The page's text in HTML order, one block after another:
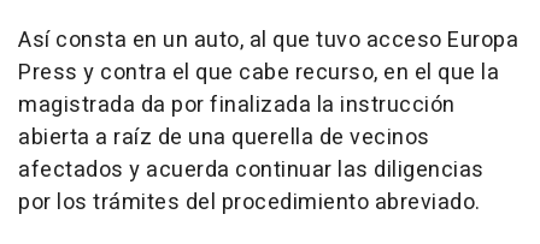
Así consta en un auto, al que tuvo acceso Europa
Press y contra el que cabe recurso, en el que la
magistrada da por finalizada la instrucción
abierta a raíz de una querella de vecinos
afectados y acuerda continuar las diligencias
por los trámites del procedimiento abreviado.